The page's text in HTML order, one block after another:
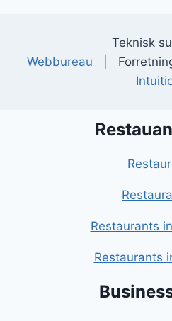
Teknisk
Webbureau |
Restaurants
Restaurants